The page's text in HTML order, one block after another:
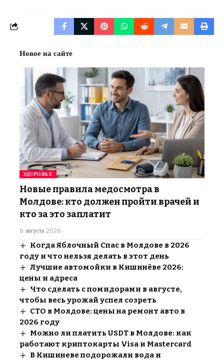
Новое на сайте
ЗДОРОВЬЕ
Новые правила медосмотра в
Молдове: кто должен пройти врачей и
кто за это заплатит
8 августа 2026
Когда Яблочный Спас в Молдове в 2026
году и что нельзя делать в этот день
Лучшие автомойки в Кишинёве 2026:
цены и адреса
Что сделать с помидорами в августе,
чтобы весь урожай успел созреть
СТО в Молдове: цены на ремонт авто в
2026 году
Можно ли платить USDT в Молдове: как
работают криптокарты Visa и Mastercard
В Кишиневе подорожали вода и